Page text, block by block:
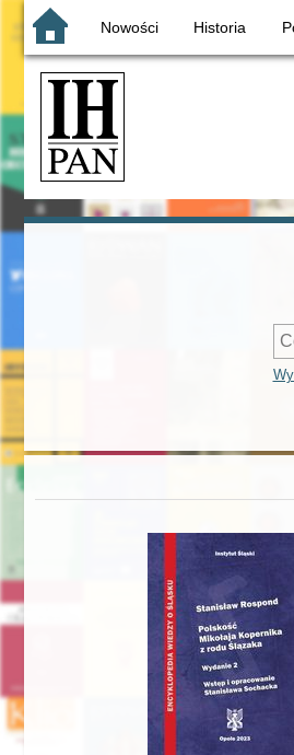
Nowości Historia